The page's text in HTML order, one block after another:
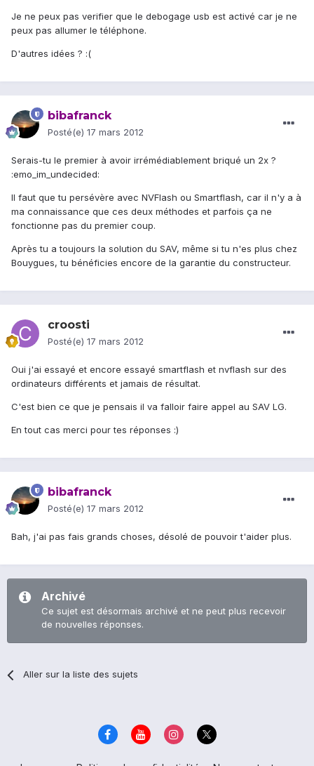
Je ne peux pas verifier que le debogage usb est activé car je ne
peux pas allumer le téléphone.
D'autres idées ? :(
bibafranck
Posté(e) 17 mars 2012
Serais-tu le premier à avoir irrémédiablement briqué un 2x ?
:emo_im_undecided:
Il faut que tu persévère avec NVFlash ou Smartflash, car il n'y a à
ma connaissance que ces deux méthodes et parfois ça ne
fonctionne pas du premier coup.
Après tu a toujours la solution du SAV, même si tu n'es plus chez
Bouygues, tu bénéficies encore de la garantie du constructeur.
croosti
Posté(e) 17 mars 2012
Oui j'ai essayé et encore essayé smartflash et nvflash sur des
ordinateurs différents et jamais de résultat.
C'est bien ce que je pensais il va falloir faire appel au SAV LG.
En tout cas merci pour tes réponses :)
bibafranck
Posté(e) 17 mars 2012
Bah, j'ai pas fais grands choses, désolé de pouvoir t'aider plus.
Archivé
Ce sujet est désormais archivé et ne peut plus recevoir
de nouvelles réponses.
Aller sur la liste des sujets